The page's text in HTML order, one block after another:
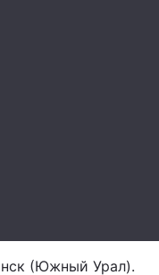
(Южный Урал).